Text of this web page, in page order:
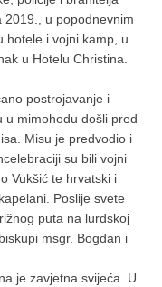
2019., u popodnevnim
hotele i vojni kamp, u
u Hotelu Christina.
postrojavanje i
u mimohodu došli pred
Misu je predvodio i
su bili vojni
Vukšić te hrvatski i
Poslije svete
puta na lurdskoj
msgr. Bogdan i
je zavjetna svijeća. U